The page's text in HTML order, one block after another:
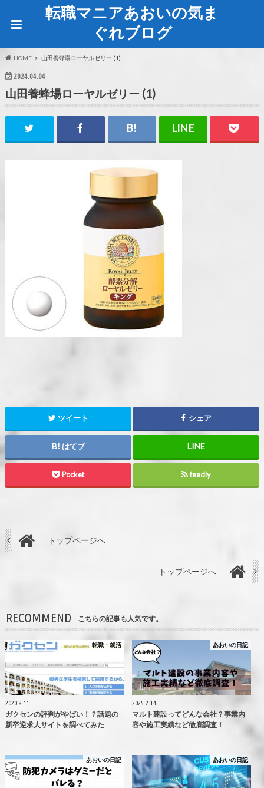
転職マニアあおいの気ま
ぐれブログ
HOME 山田養蜂場ローヤルゼリー (1)
2024.04.04
山田養蜂場ローヤルゼリー (1)
ツイート シェア
はてブ
Pocket feedly
トップページへ
トップページへ
RECOMMEND こちらの記事も人気です。
転職・就活
2020.8.11
ガクセンの評判がやばい！？話題の
新卒逆求人サイトを調べてみた
あおいの日記
2025.2.14
マルト建設ってどんな会社？事業内
容や施工実績など徹底調査！
あおいの日記 あおいの日記